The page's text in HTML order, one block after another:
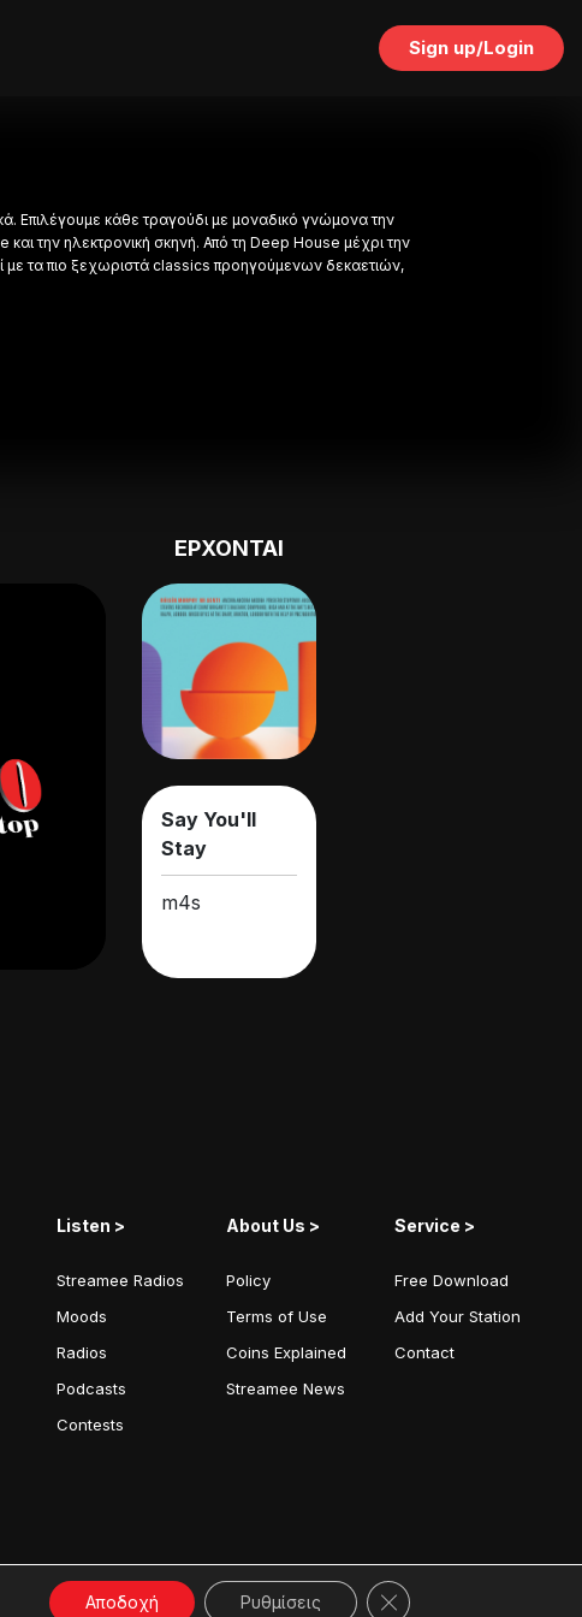
Sign up/Login
Επιλέγουμε κάθε τραγούδι με μοναδικό γνώμονα την
την ηλεκτρονική σκηνή. Από τη Deep House μέχρι την
με τα πιο ξεχωριστά classics προηγούμενων δεκαετιών,
ΕΡΧΟΝΤΑΙ
Say You'll
Stay
m4s
Listen >
Streamee Radios
Moods
Radios
Podcasts
Contests
About Us >
Policy
Terms of Use
Coins Explained
Streamee News
Service >
Free Download
Add Your Station
Contact
Αποδοχή Ρυθμίσεις Κλείσιμο του Cookie